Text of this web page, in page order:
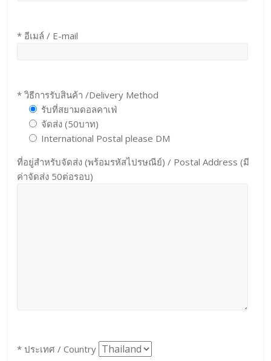
* อีเมล์ / E-mail
* วิธีการรับสินค้า /Delivery Method
รับที่สยามดอลคาเฟ่
จัดส่ง (50บาท)
International Postal please DM
ที่อยู่สำหรับจัดส่ง (พร้อมรหัสไปรษณีย์) / Postal Address (มี
ค่าจัดส่ง 50ต่อรอบ)
* ประเทศ / Country